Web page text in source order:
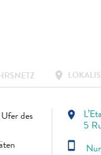
location_on
des
location_on
5
smartphone